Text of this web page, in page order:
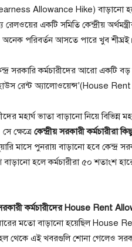
Allowance Hike) বাড়ানো
একটি সমিতি কেন্দ্রীয় অর্থমন্ত্রীর
অনেক পরিবর্তন আসতে পারে খুব শীঘ্রই।
সরকারি কর্মচারীদের আরো একটি
রেন্ট অ্যালোওয়েন্স'(House
মহার্ঘ ভাতা বাড়ানো নিয়ে
ক্ষেত্রে কেন্দ্রীয় সরকারী কর্মচারীরা
মাসে পুনরায় বাড়ানো হবে কেন্দ্র
হলে কর্মচারীরা ৫০ শতাংশ
সরকারী কর্মচারীদের House Rent
মতো বাড়ানো হয়েছিল House
থেকে এই খবরগুলি শোনা গেলেও